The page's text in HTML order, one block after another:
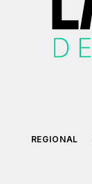
REGIONAL